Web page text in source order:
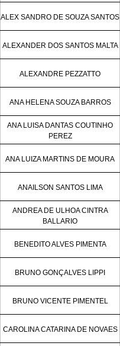
ALEX SANDRO DE SOUZA SANTOS
ALEXANDER DOS SANTOS MALTA
ALEXANDRE PEZZATTO
ANA HELENA SOUZA BARROS
ANA LUISA DANTAS COUTINHO
PEREZ
ANA LUIZA MARTINS DE MOURA
ANAILSON SANTOS LIMA
ANDREA DE ULHOA CINTRA
BALLARIO
BENEDITO ALVES PIMENTA
BRUNO GONÇALVES LIPPI
BRUNO VICENTE PIMENTEL
CAROLINA CATARINA DE NOVAES